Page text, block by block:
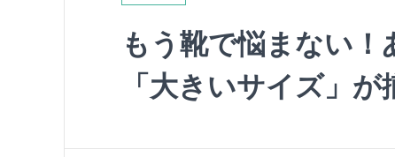
もう靴で悩まない
「大きいサイズ」